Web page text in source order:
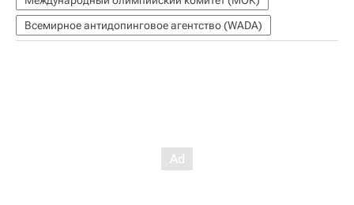
Всемирное антидопинговое агентство (WADA)